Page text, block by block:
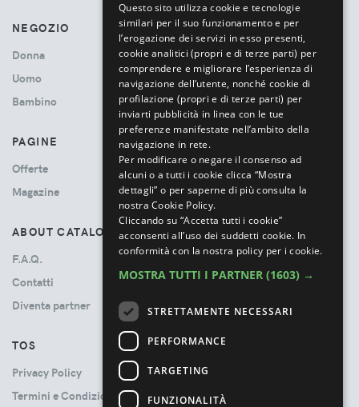
NEGOZIO
Donna
Uomo
Bambino
PAGINE
Offerte
Magazine
ABOUT CATALOVE
F.A.Q.
Contatti
Diventa partner
TOS
Privacy Policy
Termini e Condizioni
Questo sito utilizza cookie e tecnologie
similari per il suo funzionamento e per
l’erogazione dei servizi in esso presenti,
cookie analitici (propri e di terze parti) per
comprendere e migliorare l’esperienza di
navigazione dell’utente, nonché cookie di
profilazione (propri e di terze parti) per
inviarti pubblicità in linea con le tue
preferenze manifestate nell’ambito della
navigazione in rete.
Per modificare o negare il consenso ad
alcuni o a tutti i cookie clicca “Mostra
dettagli” o per saperne di più consulta la
nostra Cookie Policy.
Cliccando su “Accetta tutti i cookie”
acconsenti all’uso dei suddetti cookie. In
conformità con la nostra policy per i cookie.
MOSTRA TUTTI I PARTNER (1603) →
STRETTAMENTE NECESSARI
PERFORMANCE
TARGETING
FUNZIONALITÀ